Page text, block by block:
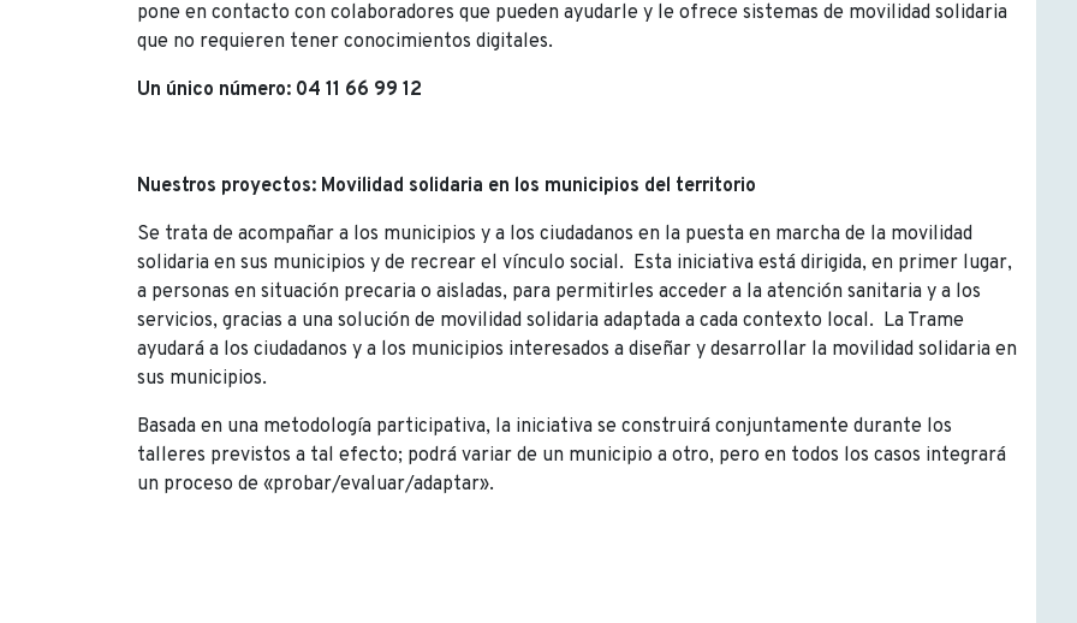
pone en contacto con colaboradores que pueden ayudarle y le ofrece sistemas de movilidad solidaria
que no requieren tener conocimientos digitales.
Un único número: 04 11 66 99 12
Nuestros proyectos: Movilidad solidaria en los municipios del territorio
Se trata de acompañar a los municipios y a los ciudadanos en la puesta en marcha de la movilidad
solidaria en sus municipios y de recrear el vínculo social. Esta iniciativa está dirigida, en primer lugar,
a personas en situación precaria o aisladas, para permitirles acceder a la atención sanitaria y a los
servicios, gracias a una solución de movilidad solidaria adaptada a cada contexto local. La Trame
ayudará a los ciudadanos y a los municipios interesados a diseñar y desarrollar la movilidad solidaria en
sus municipios.
Basada en una metodología participativa, la iniciativa se construirá conjuntamente durante los
talleres previstos a tal efecto; podrá variar de un municipio a otro, pero en todos los casos integrará
un proceso de «probar/evaluar/adaptar».